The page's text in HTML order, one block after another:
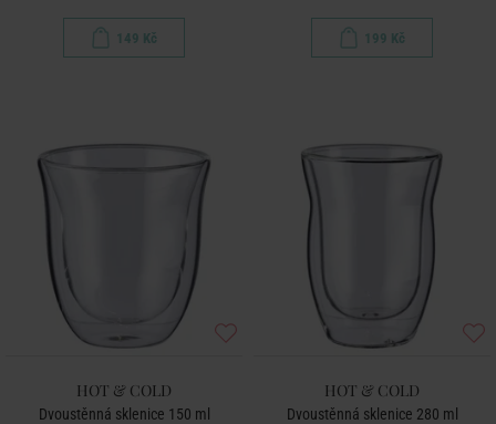
149 Kč 199 Kč
HOT & COLD
Dvoustěnná sklenice 150 ml
HOT & COLD
Dvoustěnná sklenice 280 ml